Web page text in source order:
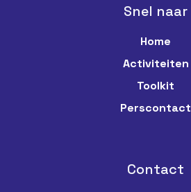
Snel naar
Home
Activiteiten
Toolkit
Perscontact
Contact